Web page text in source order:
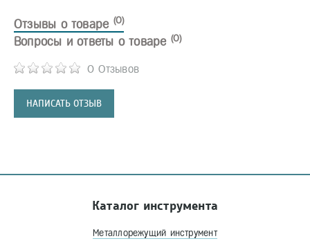
Отзывы о товаре (0)
0 Отзывов
НАПИСАТЬ ОТЗЫВ
Вопросы и ответы о товаре (0)
Каталог инструмента
Металлорежущий инструмент